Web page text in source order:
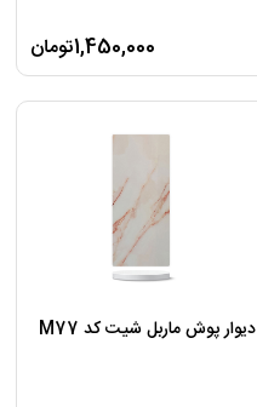
1,450,000تومان
دیوار پوش ماربل شیت کد M77